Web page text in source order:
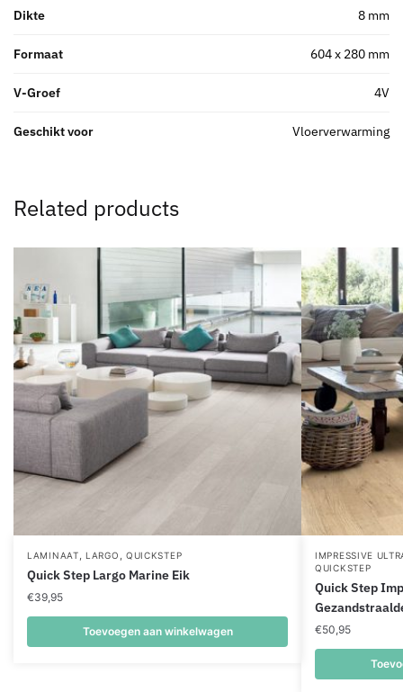
Dikte 8 mm
Formaat 604 x 280 mm
V-Groef 4V
Geschikt voor Vloerverwarming
Related products
LAMINAAT, LARGO , QUICKSTEP
Quick Step Largo Marine Eik
€39,95
Toevoegen aan winkelwagen
IMPRESSIVE
QUICKSTEP
Quick Step
€50,95